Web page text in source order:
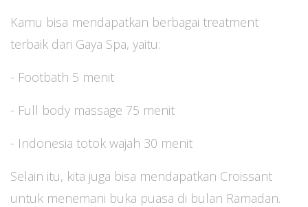
Kamu bisa mendapatkan berbagai treatment
terbaik dari Gaya Spa, yaitu:
- Footbath 5 menit
- Full body massage 75 menit
- Indonesia totok wajah 30 menit
Selain itu, kita juga bisa mendapatkan Croissant
untuk menemani buka puasa di bulan Ramadan.